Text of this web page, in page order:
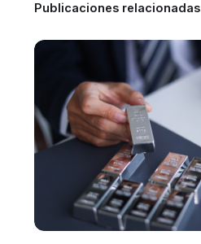
Publicaciones relacionadas